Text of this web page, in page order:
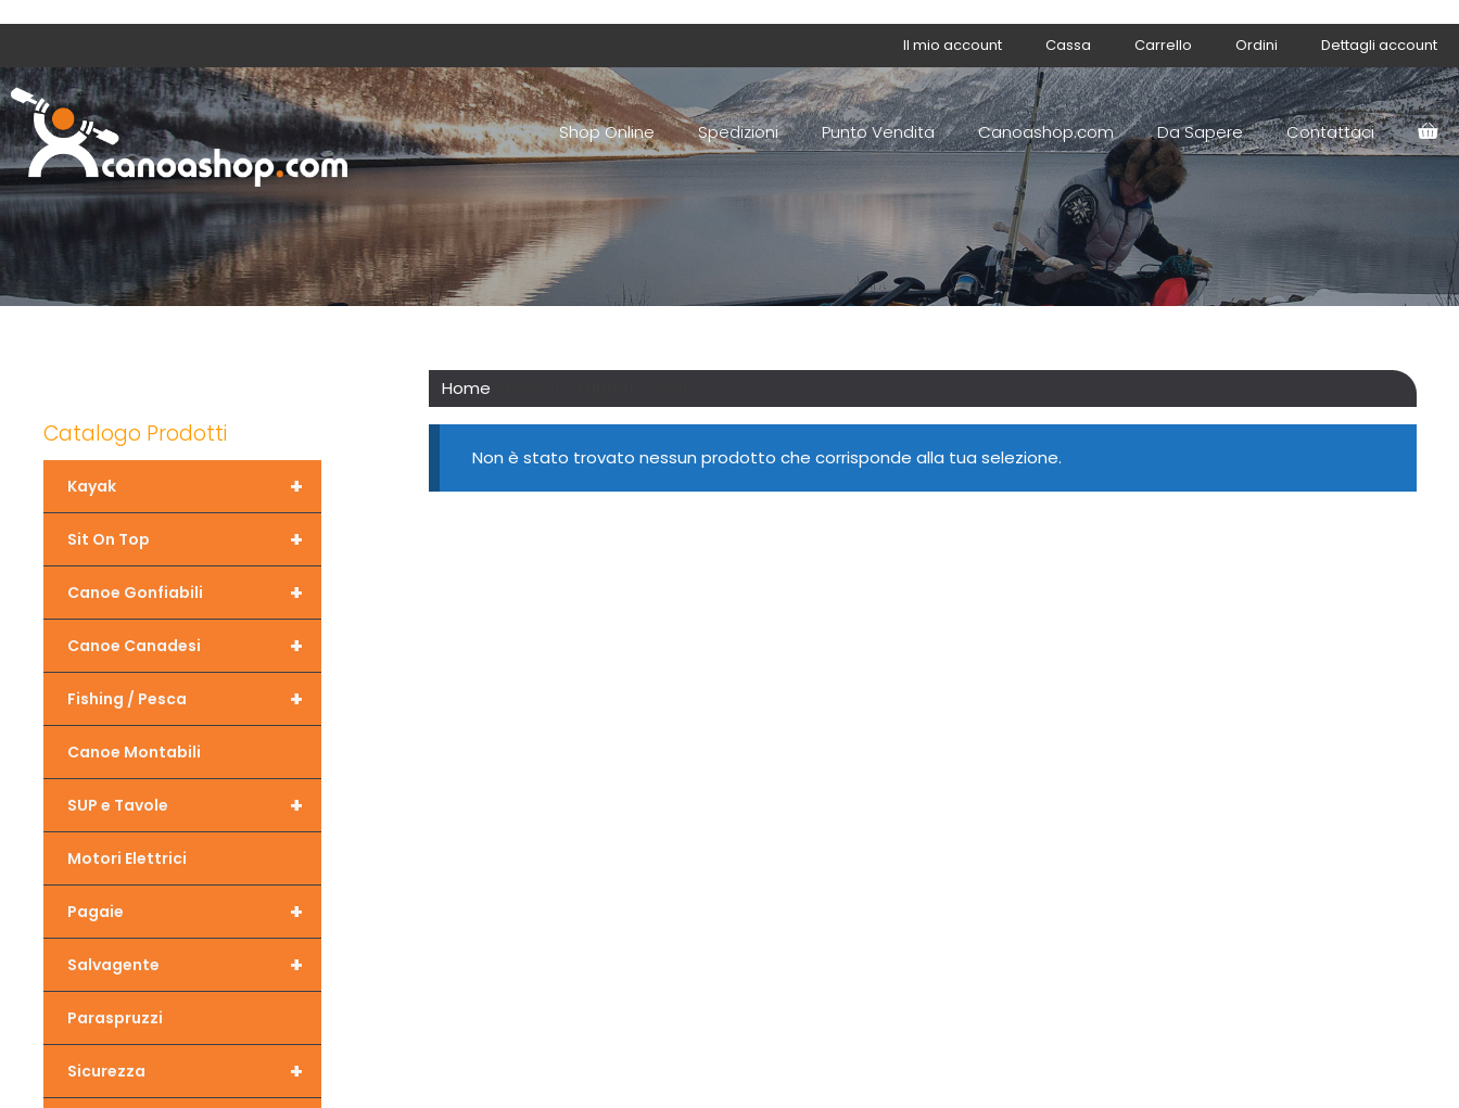
Il mio account Cassa Carrello Ordini Dettagli account
Shop Online Spedizioni Punto Vendita Canoashop.com Da Sapere Contattaci
Home
Non è stato trovato nessun prodotto che corrisponde alla tua selezione.
Catalogo Prodotti
+
Kayak
+
Sit On Top
+
Canoe Gonfiabili
+
Canoe Canadesi
+
Fishing / Pesca
Canoe Montabili
+
SUP e Tavole
Motori Elettrici
+
Pagaie
+
Salvagente
Paraspruzzi
+
Sicurezza